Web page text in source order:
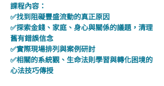
課程內容：
✅找到阻礙豐盛流動的真正原因
✅探索金錢、家庭、身心與關係的議題，清理
舊有錯誤信念
✅實際現場排列與案例研討
✅相關的系統觀、生命法則學習與轉化困境的
心法技巧傳授